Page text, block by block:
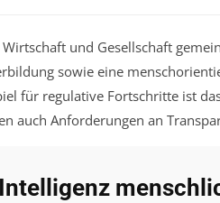
und Gesellschaft
sowie eine
für regulative Fortschritte ist
auch Anforderungen an